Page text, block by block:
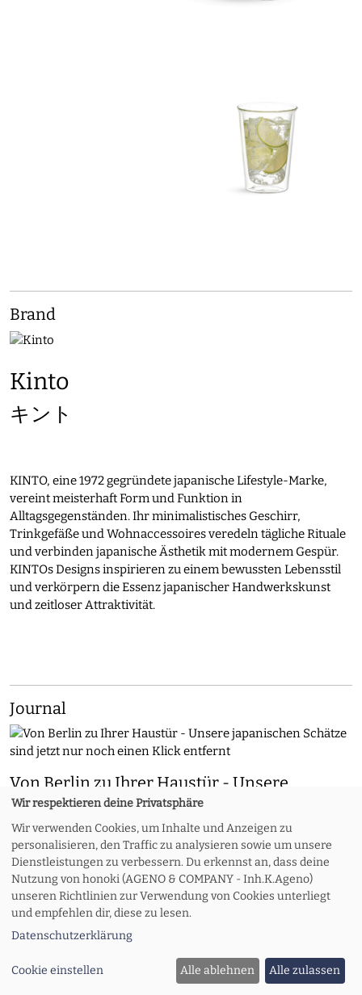
Brand
Kinto
キント
KINTO, eine 1972 gegründete japanische Lifestyle-Marke,
vereint meisterhaft Form und Funktion in
Alltagsgegenständen. Ihr minimalistisches Geschirr,
Trinkgefäße und Wohnaccessoires veredeln tägliche Rituale
und verbinden japanische Ästhetik mit modernem Gespür.
KINTOs Designs inspirieren zu einem bewussten Lebensstil
und verkörpern die Essenz japanischer Handwerkskunst
und zeitloser Attraktivität.
Journal
Von Berlin zu Ihrer Haustür - Unsere
japanischen Schätze sind jetzt nur noch
einen Klick entfernt
Nach dem durchschlagenden Erfolg unseres Geschäfts in der
Pappelallee in Berlin freuen wir uns, den Start unseres
Online-Shops bekannt zu geben. Jetzt können Liebhaber
feiner japanischer Handwerkskunst in ganz Europa unsere
ausgewählte Kollektion bequem von zu Hause aus entdecken
und kaufen.
Wir respektieren deine Privatsphäre
Wir verwenden Cookies, um Inhalte und Anzeigen zu
personalisieren, den Traffic zu analysieren sowie um unsere
Dienstleistungen zu verbessern. Du erkennst an, dass deine
Nutzung von honoki (AGENO & COMPANY - Inh.K.Ageno)
unseren Richtlinien zur Verwendung von Cookies unterliegt
und empfehlen dir, diese zu lesen.
Datenschutzerklärung
Cookie einstellen Alle ablehnen Alle zulassen